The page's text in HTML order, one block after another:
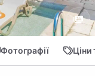
Фотографії Ціни